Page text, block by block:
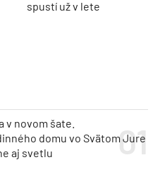
spustí už v lete
v novom šate.
domu vo Svätom Jure
aj svetlu